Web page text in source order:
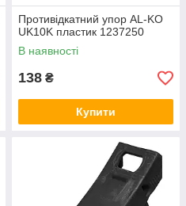
Противідкатний упор AL-KO
UK10K пластик 1237250
В наявності
138 ₴
Купити